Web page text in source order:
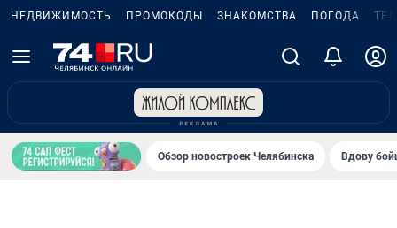
НЕДВИЖИМОСТЬ ПРОМОКОДЫ ЗНАКОМСТВА ПОГОДА
Обзор новостроек Челябинска Вдову